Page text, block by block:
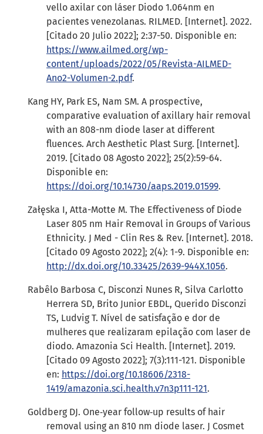
vello axilar con láser Diodo 1.064nm en
pacientes venezolanas. RILMED. [Internet]. 2022.
[Citado 20 Julio 2022]; 2:37-50. Disponible en:
https://www.ailmed.org/wp-
content/uploads/2022/05/Revista-AILMED-
Ano2-Volumen-2.pdf.
Kang HY, Park ES, Nam SM. A prospective,
comparative evaluation of axillary hair removal
with an 808-nm diode laser at different
fluences. Arch Aesthetic Plast Surg. [Internet].
2019. [Citado 08 Agosto 2022]; 25(2):59-64.
Disponible en:
https://doi.org/10.14730/aaps.2019.01599.
Załęska I, Atta-Motte M. The Effectiveness of Diode
Laser 805 nm Hair Removal in Groups of Various
Ethnicity. J Med - Clin Res & Rev. [Internet]. 2018.
[Citado 09 Agosto 2022]; 2(4): 1-9. Disponible en:
http://dx.doi.org/10.33425/2639-944X.1056.
Rabêlo Barbosa C, Disconzi Nunes R, Silva Carlotto
Herrera SD, Brito Junior EBDL, Querido Disconzi
TS, Ludvig T. Nível de satisfação e dor de
mulheres que realizaram epilação com laser de
diodo. Amazonia Sci Health. [Internet]. 2019.
[Citado 09 Agosto 2022]; 7(3):111-121. Disponible
en: https://doi.org/10.18606/2318-
1419/amazonia.sci.health.v7n3p111-121.
Goldberg DJ. One‐year follow‐up results of hair
removal using an 810 nm diode laser. J Cosmet